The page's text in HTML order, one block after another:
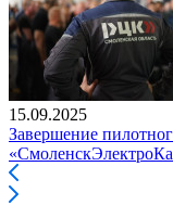
15.09.2025
Завершение